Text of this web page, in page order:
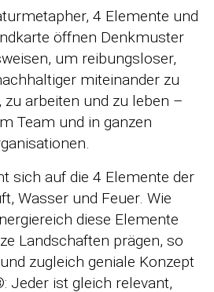
4 Elemente und
öffnen Denkmuster
um reibungsloser,
miteinander zu
arbeiten und zu leben –
Team und in ganzen
sich auf die 4 Elemente der
Wasser und Feuer. Wie
diese Elemente
Landschaften prägen, so
zugleich geniale Konzept
Jeder ist gleich relevant,